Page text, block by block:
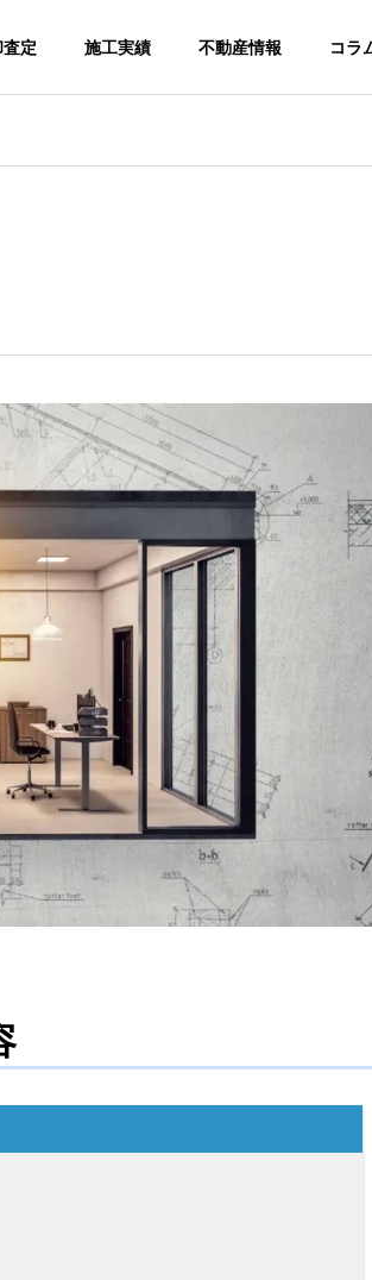
定 施工実績 不動産情報 コラ
求人情報
開発事業
調査・測量・許可まで
ワンストップサービス
利
可
で差し上げます。
（投資用・住み替え用）をお探しの方へ
家をどうするか迷ったら読む記事｜売